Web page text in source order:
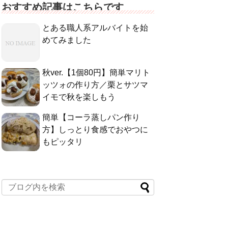
おすすめ記事はこちらです
とある職人系アルバイトを始
めてみました
秋ver.【1個80円】簡単マリト
ッツォの作り方／栗とサツマ
イモで秋を楽しもう
簡単【コーラ蒸しパン作り
方】しっとり食感でおやつに
もピッタリ